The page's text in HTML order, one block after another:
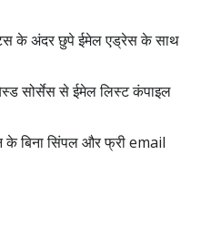
के अंदर छुपे ईमेल एड्रेस के साथ
सोर्सेस से ईमेल लिस्ट कंपाइल
के बिना सिंपल और फ्री email